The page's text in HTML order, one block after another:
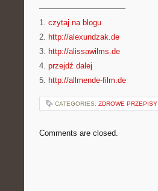
———————————
1. czytaj na blogu
2. http://alexundzak.de
3. http://alissawilms.de
4. przejdź dalej
5. http://allmende-film.de
CATEGORIES: ZDROWE PRZEPISY
Comments are closed.